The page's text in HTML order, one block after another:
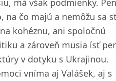
má však podmienky.
na čo majú a nemôžu sa
kohéznu, ani spoločnú
a zároveň musia ísť
v dotyku s Ukrajinou.
vníma aj Valášek, aj s